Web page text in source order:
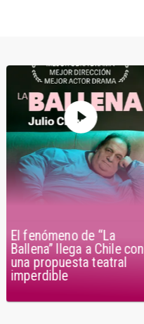
El fenómeno de “La
Ballena” llega a Chile con
una propuesta teatral
imperdible